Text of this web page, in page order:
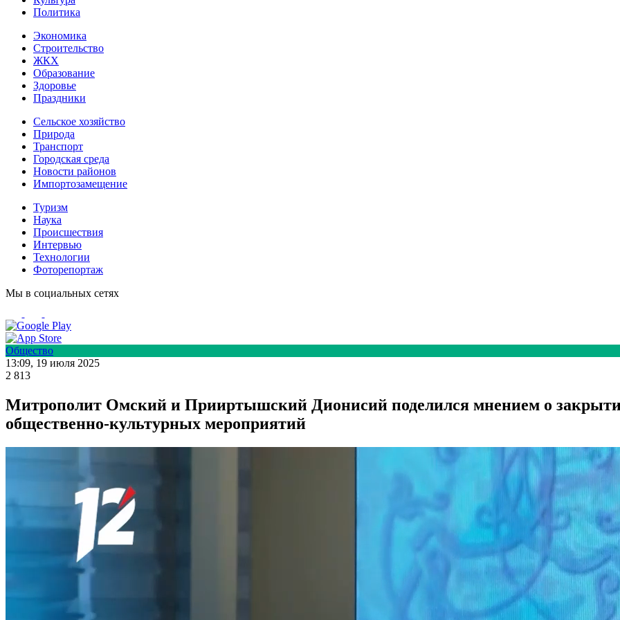
Политика
Экономика
Строительство
ЖКХ
Образование
Здоровье
Праздники
Сельское хозяйство
Природа
Транспорт
Городская среда
Новости районов
Импортозамещение
Туризм
Наука
Происшествия
Интервью
Технологии
Фоторепортаж
Мы в социальных сетях
Общество
13:09, 19 июля 2025
2 813
Митрополит Омский и Прииртышский Дионисий поделился мнением о
общественно-культурных мероприятий